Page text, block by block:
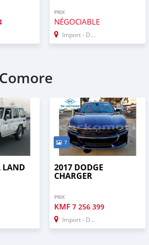
PRIX
NÉGOCIABLE
Import - Dubai
LAND
7
2017 DODGE
CHARGER
PRIX
KMF 7 256 399
Import - Dubai